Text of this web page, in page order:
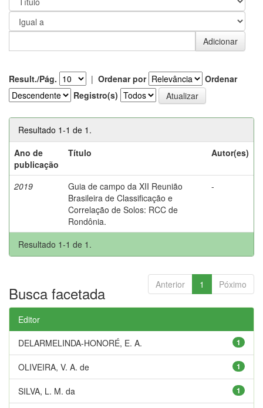
Result./Pág. | Ordenar por
Ordenar
Registro(s)
Resultado 1-1 de 1.
Ano de
publicação
Título Autor(es)
2019
Guia de campo da XII Reunião
Brasileira de Classificação e
Correlação de Solos: RCC de
Rondônia.
-
Resultado 1-1 de 1.
Anterior 1 Póximo
Busca facetada
Editor
1
DELARMELINDA-HONORÉ, E. A.
1
OLIVEIRA, V. A. de
1
SILVA, L. M. da